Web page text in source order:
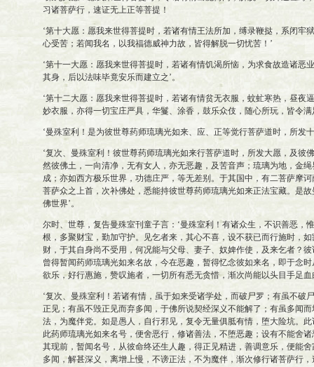
习诸菩萨行，速证无上正等菩提！
‘第十大愿：愿我来世得菩提时，若诸有情王法所加，缚录鞭挞，系闭牢
心受苦；若闻我名，以我福德威神力故，皆得解脱一切忧苦！’
‘第十一大愿：愿我来世得菩提时，若诸有情饥渴所恼，为求食故造诸恶
其身，后以法味毕竟安乐而建立之’。
‘第十二大愿：愿我来世得菩提时，若诸有情贫无衣服，蚊虻寒热，昼夜
妙衣服，亦得一切宝庄严具，华鬘、涂香，鼓乐众伎，随心所玩，皆令满
‘曼殊室利！是为彼世尊药师琉璃光如来、应、正等觉行菩萨道时，所发
‘复次、曼殊室利！彼世尊药师琉璃光如来行菩萨道时，所发大愿，及彼
然彼佛土，一向清净，无有女人，亦无恶趣，及苦音声；琉璃为地，金
成；亦如西方极乐世界，功德庄严，等无差别。于其国中，有二菩萨摩
菩萨众之上首，次补佛处，悉能持彼世尊药师琉璃光如来正法宝藏。是
佛世界’。
尔时、世尊，复告曼殊室刊童子言：‘曼殊室利！有诸众生，不识善恶，
根，多聚财宝，勤加守护。见乞者来，其心不喜，设不获已而行施时，
财，于其自身尚不受用，何况能与父母、妻子、奴婢作使，及来乞者？
曾得暂闻药师琉璃光如来名故，今在恶趣，暂得忆念彼如来名，即于念
欲乐，好行惠施，赞叹施者，一切所有悉无贪惜，渐次尚能以头目手足
‘复次、曼殊室利！若诸有情，虽于如来受诸学处，而破尸罗；有虽不破
正见；有虽不毁正见而弃多闻，于佛所说契经深义不能解了；有虽多闻
法，为魔伴党。如是愚人，自行邪见，复令无量俱胝有情，堕大险坑。
此药师琉璃光如来名号，便舍恶行，修诸善法，不堕恶趣；设有不能舍
其现前，暂闻名号，从彼命终还生人趣，得正见精进，善调意乐，便能
多闻，解甚深义，离增上慢，不谤正法，不为魔伴，渐次修行诸菩萨行，